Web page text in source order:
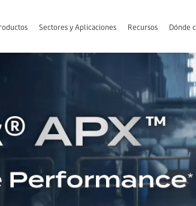
Sectores y Aplicaciones Recursos Dónde